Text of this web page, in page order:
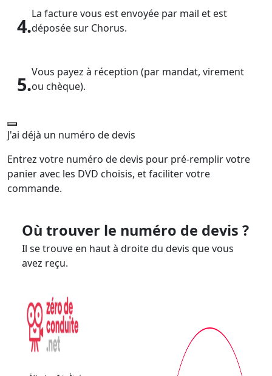
4.
La facture vous est envoyée par mail et est
déposée sur Chorus.
5.
Vous payez à réception (par mandat, virement
ou chèque).
J'ai déjà un numéro de devis
Entrez votre numéro de devis pour pré-remplir votre
panier avec les DVD choisis, et faciliter votre
commande.
Où trouver le numéro de devis ?
Il se trouve en haut à droite du devis que vous
avez reçu.